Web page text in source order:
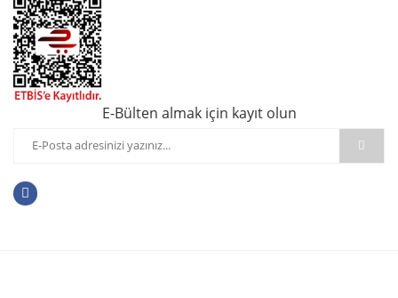
E-Bülten almak için kayıt olun